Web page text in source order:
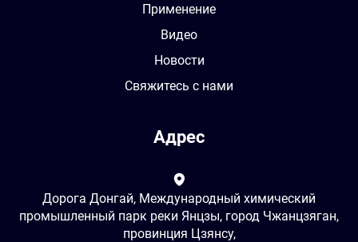
Применение
Видео
Новости
Свяжитесь с нами
Адрес
Дорога Донгай, Международный химический
промышленный парк реки Янцзы, город Чжанцзяган,
провинция Цзянсу,